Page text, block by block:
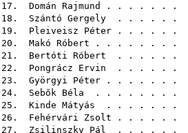
17. Domán Rajmund . . . . . . .
18. Szántó Gergely . . . . . .
19. Pleiveisz Péter . . . . . .
20. Makó Róbert . . . . . . . .
21. Bertóti Róbert . . . . . .
22. Pongrácz Ervin . . . . . .
23. Györgyi Péter . . . . . . .
24. Sebők Béla . . . . . . . .
25. Kinde Mátyás . . . . . . .
26. Fehérvári Zsolt . . . . . .
27. Zsilinszky Pál . . . . . .